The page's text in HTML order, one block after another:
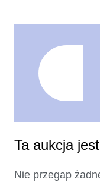
Ta aukcja
Nie przegap